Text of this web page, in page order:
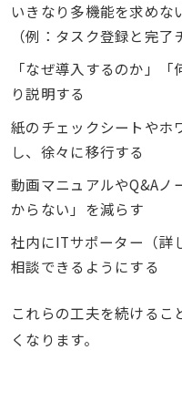
いきなり多機能を求めな
（例：タスク登録と完了
「なぜ導入するのか」
り説明する
紙のチェックシートやホ
し、徐々に移行する
動画マニュアルやQ&Aノ
からない」を減らす
社内にITサポーター（詳
相談できるようにする
これらの工夫を続ける
くなります。